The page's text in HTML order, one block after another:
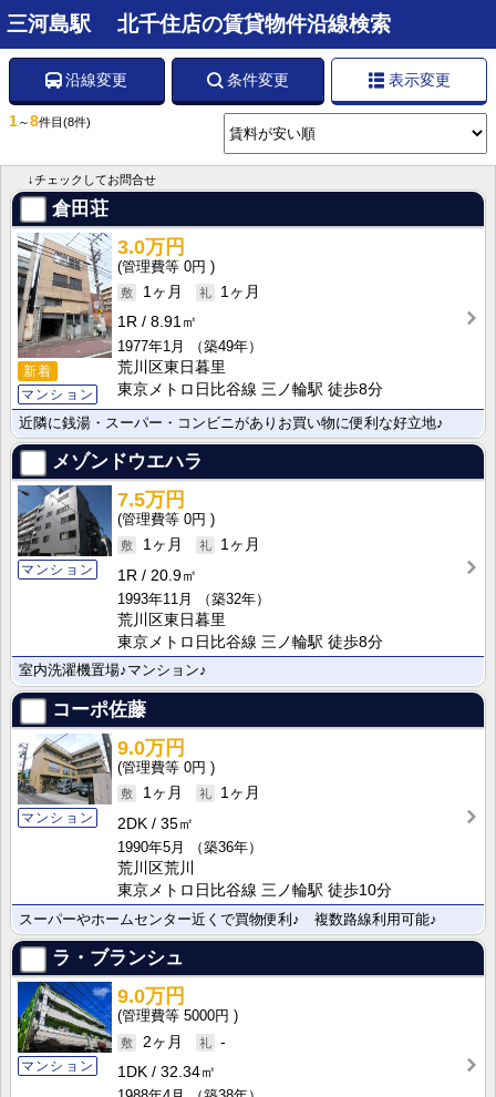
三河島駅 北千住店の賃貸物件沿線検索
沿線変更 条件変更 表示変更
1～8件目 (8件)
↓チェックしてお問合せ
倉田荘
新着
マンション
3.0万円
0円
1ヶ月
1ヶ月
1R
8.91㎡
1977年1月
（築49年）
荒川区東日暮里
東京メトロ日比谷線 三ノ輪駅 徒歩8分
近隣に銭湯・スーパー・コンビニがありお買い物に便利な好立地♪
メゾンドウエハラ
マンション
7.5万円
0円
1ヶ月
1ヶ月
1R
20.9㎡
1993年11月
（築32年）
荒川区東日暮里
東京メトロ日比谷線 三ノ輪駅 徒歩8分
室内洗濯機置場♪マンション♪
コーポ佐藤
マンション
9.0万円
0円
1ヶ月
1ヶ月
2DK
35㎡
1990年5月
（築36年）
荒川区荒川
東京メトロ日比谷線 三ノ輪駅 徒歩10分
スーパーやホームセンター近くで買物便利♪ 複数路線利用可能♪
ラ・ブランシュ
マンション
9.0万円
5000円
2ヶ月
-
1DK
32.34㎡